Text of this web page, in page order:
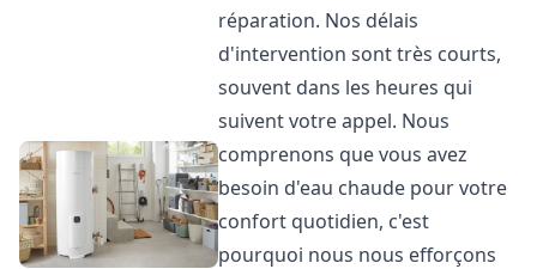
réparation. Nos délais
d'intervention sont très courts,
souvent dans les heures qui
suivent votre appel. Nous
comprenons que vous avez
besoin d'eau chaude pour votre
confort quotidien, c'est
pourquoi nous nous efforçons